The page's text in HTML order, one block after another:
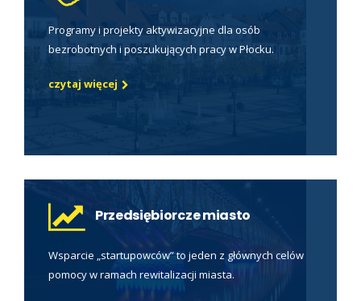
Programy i projekty aktywizacyjne dla osób
bezrobotnych i poszukujących pracy w Płocku.
czytaj więcej
Przedsiębiorcze miasto
Wsparcie „startupowców” to jeden z głównych celów
pomocy w ramach rewitalizacji miasta.